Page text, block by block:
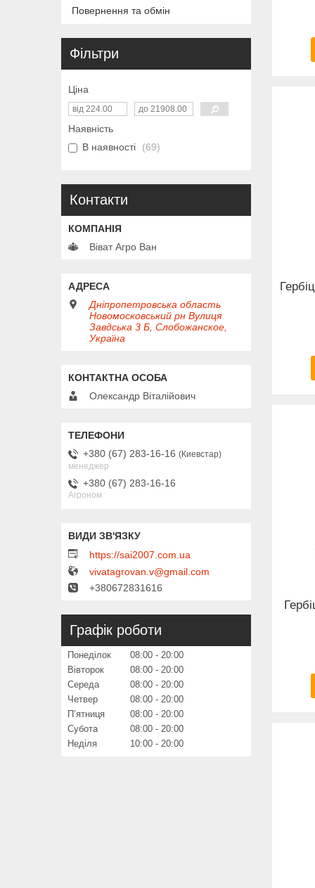
Повернення та обмін
Фільтри
Ціна
Наявність
В наявності
69
Контакти
Віват Агро Ван
Дніпропетровська область
Новомосковський рн Вулиця
Завдська 3 Б, Слобожанское,
Україна
Олександр Віталійович
+380 (67) 283-16-16
Киевстар
менеджер
+380 (67) 283-16-16
Агроном
https://sai2007.com.ua
vivatagrovan.v@gmail.com
+380672831616
Графік роботи
Понеділок 08:00
20:00
Вівторок
08:00
20:00
Середа
08:00
20:00
Четвер
08:00
20:00
Пʼятниця
08:00
20:00
Субота
08:00
20:00
Неділя
10:00 20:00